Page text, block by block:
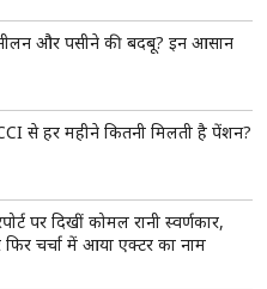
फिटनेस का मंत्र, 56 की उम्र में भी रहते
से बनाई दूरी
बेखौफ अपराधियों ने युवक को दौड़ाकर
पार हुई गोली; 3 आरोपी गिरफ्तार
का प्रसाद खाने के बाद 100 से
उल्टी-दस्त से मचा हड़कंप